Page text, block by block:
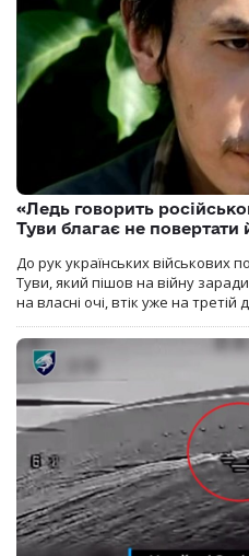
«Ледь говорить
Туви благає не
До рук українських військових
Туви, який пішов на війну
на власні очі, втік уже на третій